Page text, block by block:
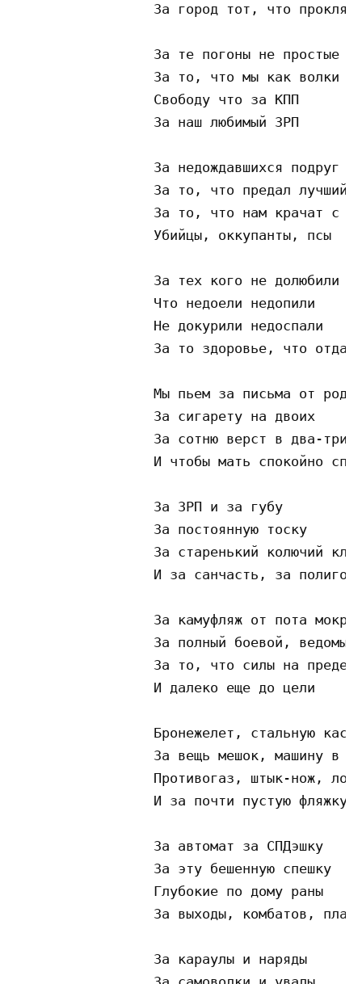
За город тот, что проклял
                 За те погоны не простые
За то, что мы как волки
                 Свободу что за КПП
                 За наш любимый ЗРП
                 За недождавшихся подруг
За то, что предал лучший
За то, что нам крачат с
                 Убийцы, оккупанты, псы
                 За тех кого не долюбили
                 Что недоели недопили
                 Не докурили недоспали
За то здоровье, что
Мы пьем за письма от
                 За сигарету на двоих
За сотню верст в два-три
И чтобы мать спокойно
                 За ЗРП и за губу
                 За постоянную тоску
За старенький колючий
                 И за санчасть, за полигон
За камуфляж от пота
                 За полный боевой, ведомый
За то, что силы на
                 И далеко еще до цели
Бронежелет, стальную
За вещь мешок, машину в
Противогаз, штык-нож,
                 И за почти пустую фляжку
                 За автомат за СПДэшку
                 За эту бешенную спешку
                 Глубокие по дому раны
За выходы, комбатов,
                 За караулы и наряды